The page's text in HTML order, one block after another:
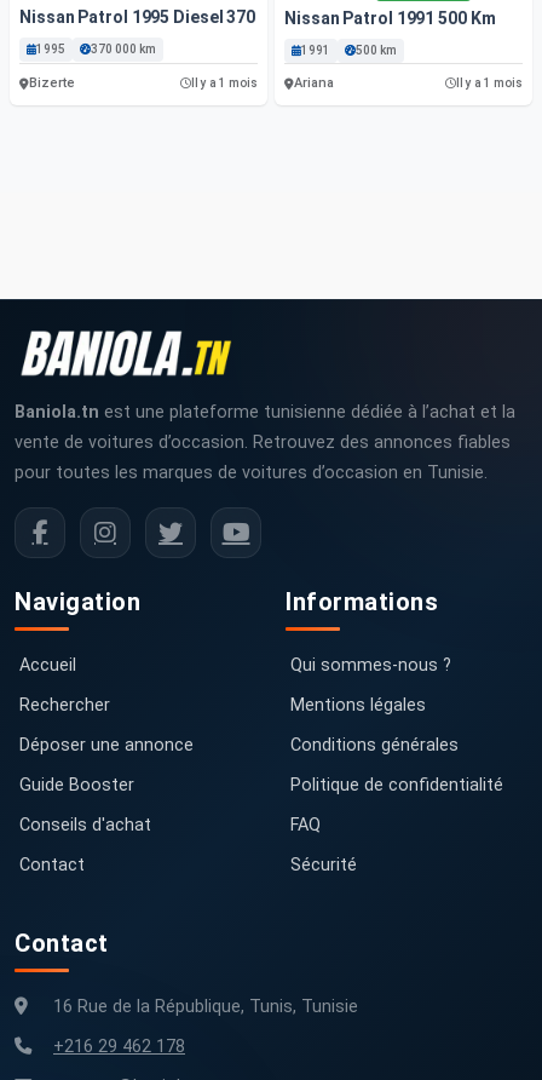
Nissan Patrol 1995 Diesel 370 000 Km Bizerte
1995 370 000 km
Bizerte Il y a 1 mois
Nissan Patrol 1991 500 Km
1991 500 km
Ariana Il y a 1 mois
Baniola.tn est une plateforme tunisienne dédiée à l’achat et la
vente de voitures d’occasion. Retrouvez des annonces fiables
pour toutes les marques de voitures d’occasion en Tunisie.
Navigation
Accueil
Rechercher
Déposer une annonce
Guide Booster
Conseils d'achat
Contact
Informations
Qui sommes-nous ?
Mentions légales
Conditions générales
Politique de confidentialité
FAQ
Sécurité
Contact
16 Rue de la République, Tunis, Tunisie
+216 29 462 178